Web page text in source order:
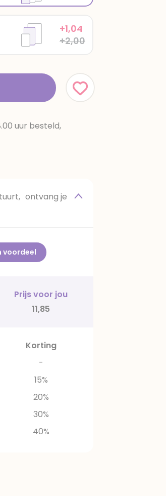
+1,04
+2,00
uur besteld,
ontvang je
voordeel
Prijs voor jou
11,85
Korting
-
15%
20%
30%
40%